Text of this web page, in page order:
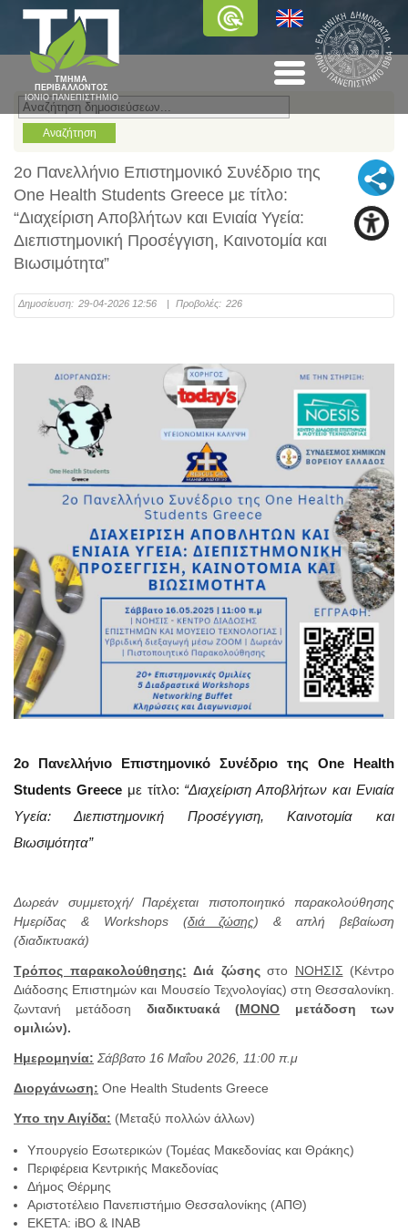
ΤΜΗΜΑ
ΠΕΡΙΒΑΛΛΟΝΤΟΣ
ΙΟΝΙΟ ΠΑΝΕΠΙΣΤΗΜΙΟ
2ο Πανελλήνιο Επιστημονικό Συνέδριο της
One Health Students Greece με τίτλο:
“Διαχείριση Αποβλήτων και Ενιαία Υγεία:
Διεπιστημονική Προσέγγιση, Καινοτομία και
Βιωσιμότητα”
Δημοσίευση: 29-04-2026 12:56 | Προβολές: 226
2ο Πανελλήνιο Επιστημονικό Συνέδριο της One Health
Students Greece με τίτλο: “Διαχείριση Αποβλήτων και Ενιαία
Υγεία: Διεπιστημονική Προσέγγιση, Καινοτομία και
Βιωσιμότητα”
Δωρεάν συμμετοχή/ Παρέχεται πιστοποιητικό παρακολούθησης
Ημερίδας & Workshops (διά ζώσης) & απλή βεβαίωση
(διαδικτυακά)
Τρόπος παρακολούθησης: Διά ζώσηςστο ΝΟΗΣΙΣ (Κέντρο
Διάδοσης Επιστημών και Μουσείο Τεχνολογίας) στη Θεσσαλονίκη.
ζωντανή μετάδοση διαδικτυακά (ΜΟΝΟ μετάδοση των
ομιλιών).
Ημερομηνία: Σάββατο 16 Μαΐου 2026, 11:00 π.μ
Διοργάνωση: One Health Students Greece
Υπο την Αιγίδα: (Μεταξύ πολλών άλλων)
Υπουργείο Εσωτερικών (Τομέας Μακεδονίας και Θράκης)
Περιφέρεια Κεντρικής Μακεδονίας
Δήμος Θέρμης
Αριστοτέλειο Πανεπιστήμιο Θεσσαλονίκης (ΑΠΘ)
ΕΚΕΤΑ: iBO & INAB